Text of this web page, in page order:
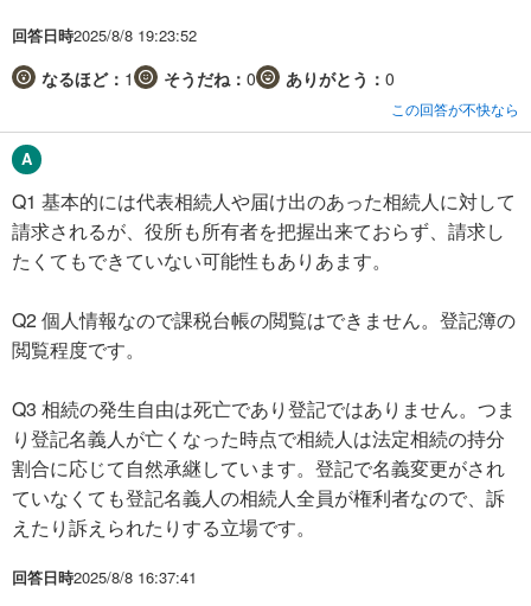
回答日時2025/8/8 19:23:52
なるほど： 1 そうだね： 0 ありがとう： 0
この回答が不快なら
Q1 基本的には代表相続人や届け出のあった相続人に対して
請求されるが、役所も所有者を把握出来ておらず、請求し
たくてもできていない可能性もありあます。
Q2 個人情報なので課税台帳の閲覧はできません。登記簿の
閲覧程度です。
Q3 相続の発生自由は死亡であり登記ではありません。つま
り登記名義人が亡くなった時点で相続人は法定相続の持分
割合に応じて自然承継しています。登記で名義変更がされ
ていなくても登記名義人の相続人全員が権利者なので、訴
えたり訴えられたりする立場です。
回答日時2025/8/8 16:37:41